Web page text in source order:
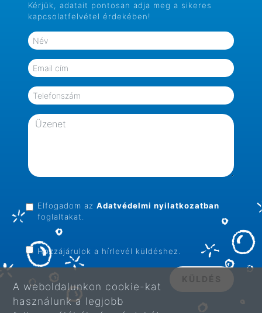
Kérjük, adatait pontosan adja meg a sikeres
kapcsolatfelvétel érdekében!
Elfogadom az Adatvédelmi nyilatkozatban
foglaltakat.
Hozzájárulok a hírlevél küldéshez.
A weboldalunkon cookie-kat
használunk a legjobb